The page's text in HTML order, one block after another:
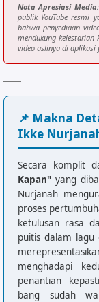
Enyak babe
Walau cuma
Am
Nota Apresiasi Media:
publik YouTube resmi
bahwa penyediaan
mendukung
video aslinya di aplikasi
📌 Makna
Ikke
Secara komplit
Kapan" yang
Nurjanah
proses
ketulusan rasa
puitis dalam lagu
menghadapi
penantian
bang sudah